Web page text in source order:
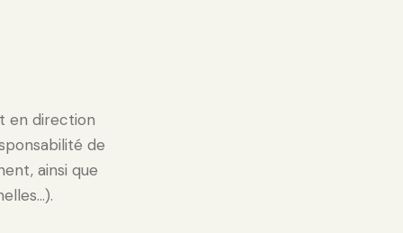
en direction
de
ainsi que